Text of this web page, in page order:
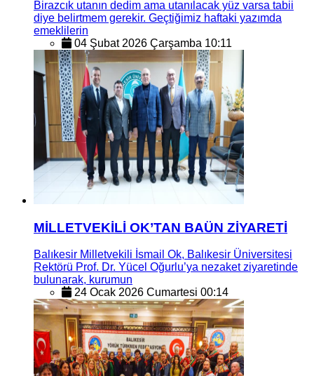
Birazcık utanın dedim ama utanılacak yüz varsa tabii
diye belirtmem gerekir. Geçtiğimiz haftaki yazımda
emeklilerin
04 Şubat 2026 Çarşamba 10:11
MİLLETVEKİLİ OK’TAN BAÜN ZİYARETİ
Balıkesir Milletvekili İsmail Ok, Balıkesir Üniversitesi
Rektörü Prof. Dr. Yücel Oğurlu’ya nezaket ziyaretinde
bulunarak, kurumun
24 Ocak 2026 Cumartesi 00:14